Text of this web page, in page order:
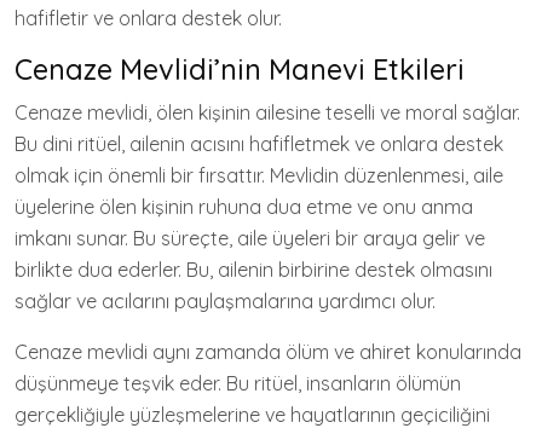
hafifletir ve onlara destek olur.
Cenaze Mevlidi’nin Manevi Etkileri
Cenaze mevlidi, ölen kişinin ailesine teselli ve moral sağlar.
Bu dini ritüel, ailenin acısını hafifletmek ve onlara destek
olmak için önemli bir fırsattır. Mevlidin düzenlenmesi, aile
üyelerine ölen kişinin ruhuna dua etme ve onu anma
imkanı sunar. Bu süreçte, aile üyeleri bir araya gelir ve
birlikte dua ederler. Bu, ailenin birbirine destek olmasını
sağlar ve acılarını paylaşmalarına yardımcı olur.
Cenaze mevlidi aynı zamanda ölüm ve ahiret konularında
düşünmeye teşvik eder. Bu ritüel, insanların ölümün
gerçekliğiyle yüzleşmelerine ve hayatlarının geçiciliğini